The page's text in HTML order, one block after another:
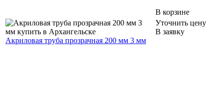
В корзине
Акриловая труба прозрачная 200 мм 3 мм
Уточнить цену
В заявку